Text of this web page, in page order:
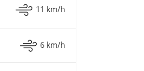
11 km/h
6 km/h